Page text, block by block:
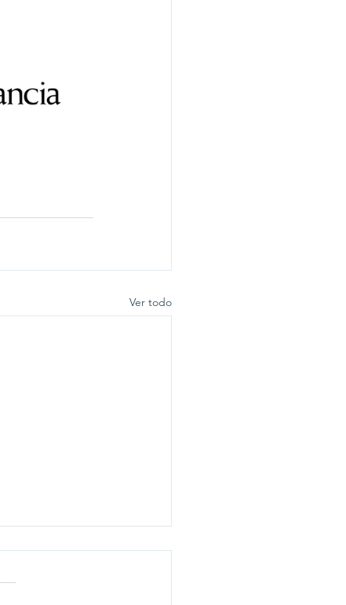
Ver todo